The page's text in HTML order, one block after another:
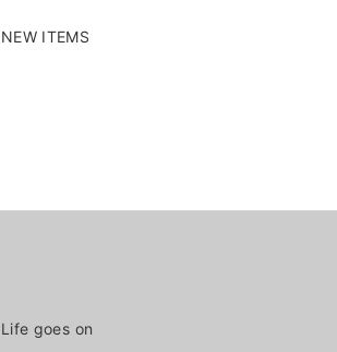
NEW ITEMS
Life goes on